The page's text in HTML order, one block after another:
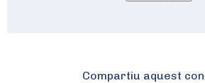
Compartiu aquest